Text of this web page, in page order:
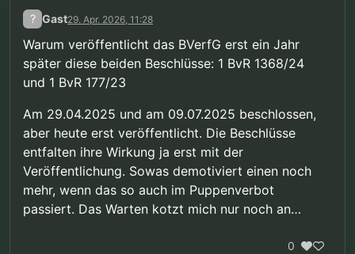
? Gast29. Apr. 2026, 11:28
Warum veröffentlicht das BVerfG erst ein Jahr
später diese beiden Beschlüsse: 1 BvR 1368/24
und 1 BvR 177/23
Am 29.04.2025 und am 09.07.2025 beschlossen,
aber heute erst veröffentlicht. Die Beschlüsse
entfalten ihre Wirkung ja erst mit der
Veröffentlichung. Sowas demotiviert einen noch
mehr, wenn das so auch im Puppenverbot
passiert. Das Warten kotzt mich nur noch an…
0